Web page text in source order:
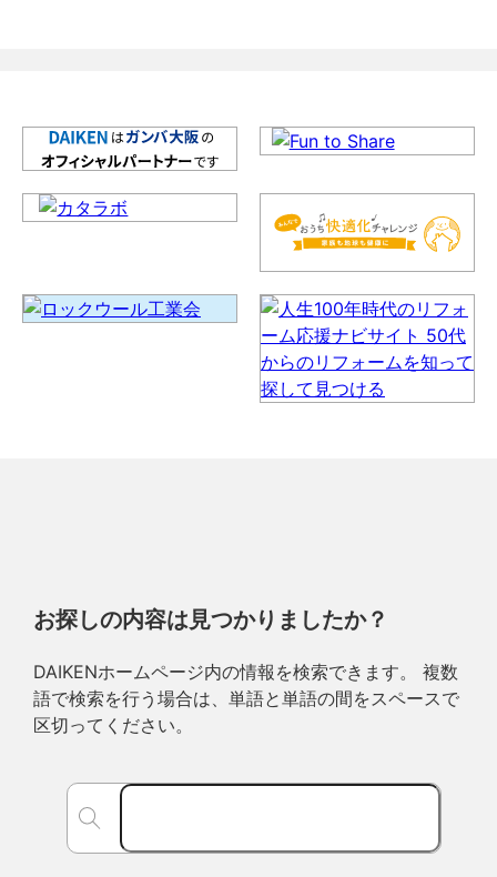
お探しの内容は見つかりましたか？
DAIKENホームページ内の情報を検索できます。 複数
語で検索を行う場合は、単語と単語の間をスペースで
区切ってください。